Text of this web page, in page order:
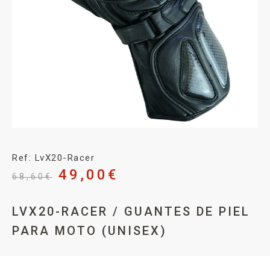
Ref: LvX20-Racer
68,60€ 49,00 €
LVX20-RACER / GUANTES DE PIEL
PARA MOTO (UNISEX)